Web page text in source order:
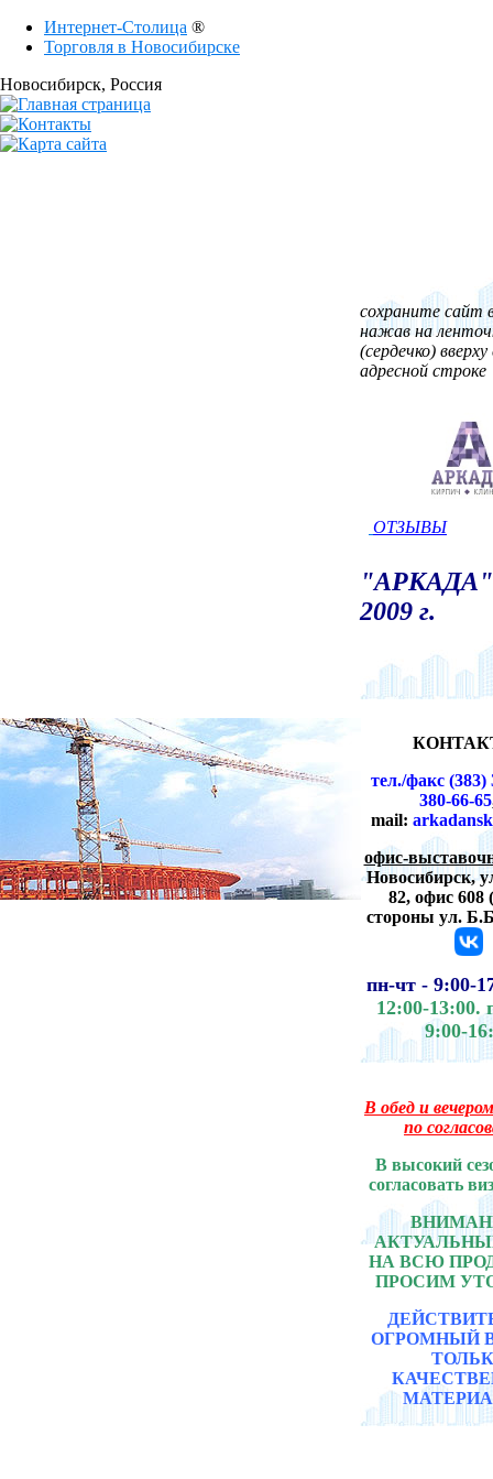
Интернет-Столица ®
Торговля в Новосибирске
Новосибирск, Россия
сохраните сайт
нажав на
(сердечко)
адресной строке
ОТЗЫВЫ
2009 г.
тел./факс (383)
380-66-65
mail:
офис-
Новосибирск,
82, офис 608 (
стороны ул.
пн-чт - 9:00-
12:00-13:00.
9:00-
В обед и
по
В высокий
согласовать
НА ВСЮ
ПРОСИМ
ОГРОМНЫЙ